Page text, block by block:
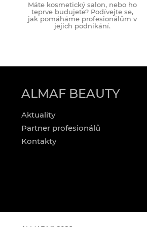
Máte kosmetický salon, nebo ho
teprve budujete? Podívejte se,
jak pomáháme profesionálům v
jejich podnikání.
ALMAF BEAUTY
Aktuality
Partner profesionálů
Kontakty